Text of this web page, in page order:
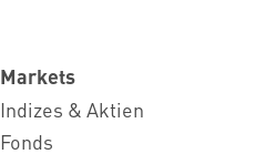
Markets
Indizes & Aktien
Fonds